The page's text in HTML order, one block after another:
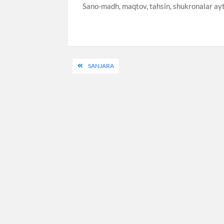
Sano-madh, maqtov, tahsin, shukronalar
PostSANJARA